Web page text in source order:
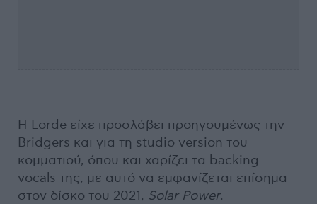
Η Lorde είχε προσλάβει προηγουμένως την
Bridgers και για τη studio version του
κομματιού, όπου και χαρίζει τα backing
vocals της, με αυτό να εμφανίζεται επίσημα
στον δίσκο του 2021, Solar Power.